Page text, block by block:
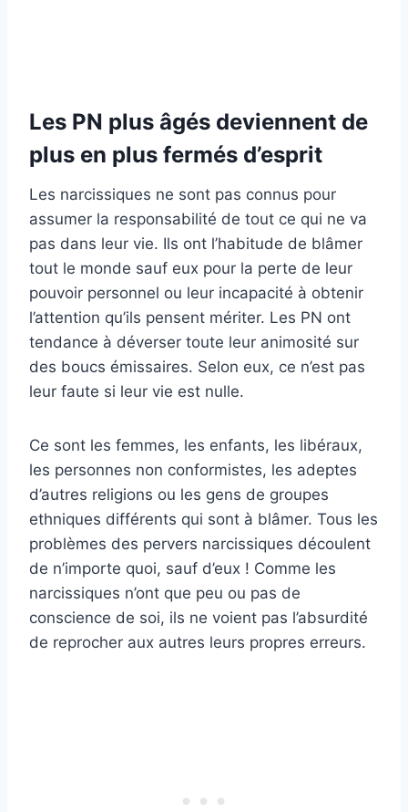
Les PN plus âgés deviennent de
plus en plus fermés d’esprit
Les narcissiques ne sont pas connus pour
assumer la responsabilité de tout ce qui ne va
pas dans leur vie. Ils ont l’habitude de blâmer
tout le monde sauf eux pour la perte de leur
pouvoir personnel ou leur incapacité à obtenir
l’attention qu’ils pensent mériter. Les PN ont
tendance à déverser toute leur animosité sur
des boucs émissaires. Selon eux, ce n’est pas
leur faute si leur vie est nulle.
Ce sont les femmes, les enfants, les libéraux,
les personnes non conformistes, les adeptes
d’autres religions ou les gens de groupes
ethniques différents qui sont à blâmer. Tous les
problèmes des pervers narcissiques découlent
de n’importe quoi, sauf d’eux ! Comme les
narcissiques n’ont que peu ou pas de
conscience de soi, ils ne voient pas l’absurdité
de reprocher aux autres leurs propres erreurs.